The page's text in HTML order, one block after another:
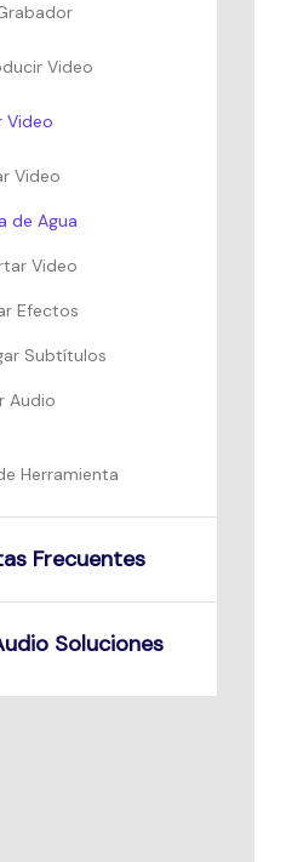
Video
Video
Video
de Agua
Video
Efectos
Subtítulos
Audio
Herramienta
Frecuentes
Soluciones